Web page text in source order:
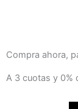
Compra ahora,
A 3 cuotas y 0%